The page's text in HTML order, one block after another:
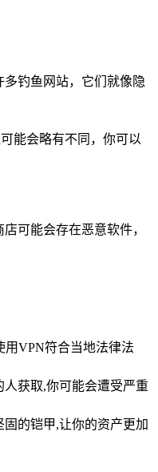
钓鱼网站，它们就像隐
能会略有不同，你可以
可能会存在恶意软件，
用VPN符合当地法律法
获取,你可能会遭受严重
的铠甲,让你的资产更加